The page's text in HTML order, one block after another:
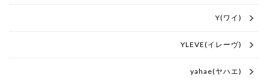
Y(ワイ)
YLEVE(イレーヴ)
yahae(ヤハエ)